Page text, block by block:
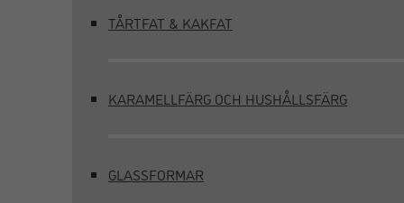
TÅRTFAT & KAKFAT
KARAMELLFÄRG OCH HUSHÅLLSFÄRG
GLASSFORMAR